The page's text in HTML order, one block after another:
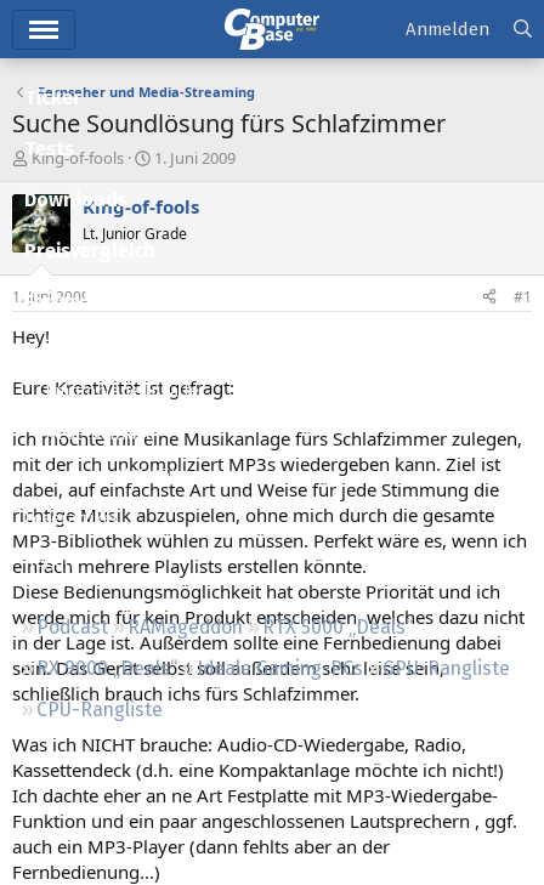
Ticker
Tests
Downloads
Preisvergleich
Forum
Aktuelles
Empfohlene Inhalte
Neue Beiträge
Neueste Aktivitäten
Leserartikel
Regeln
Podcast RAMageddon
RTX 5000 „Deals“
RX 9000 „Deals“
Ideale Gaming-PCs
GPU-Rangliste
CPU-Rangliste
Anmelden
Fernseher und Media-Streaming
Suche Soundlösung fürs Schlafzimmer
E
s
t
e
e
r
King-of-fools
E
s
e
t
1. Juni 2009
King-of-fools
Lt. Junior Grade
1. Juni 2009 #1
Hey!
Eure Kreativität ist gefragt:
ich möchte mir eine Musikanlage fürs Schlafzimmer zulegen,
mit der ich unkompliziert MP3s wiedergeben kann. Ziel ist
dabei, auf einfachste Art und Weise für jede Stimmung die
richtige Musik abzuspielen, ohne mich durch die gesamte
MP3-Bibliothek wühlen zu müssen. Perfekt wäre es, wenn ich
einfach mehrere Playlists erstellen könnte.
Diese Bedienungsmöglichkeit hat oberste Priorität und ich
werde mich für kein Produkt entscheiden, welches dazu nicht
in der Lage ist. Außerdem sollte eine Fernbedienung dabei
sein. Das Gerät selbst soll außerdem sehr leise sein,
schließlich brauch ichs fürs Schlafzimmer.
Was ich NICHT brauche: Audio-CD-Wiedergabe, Radio,
Kassettendeck (d.h. eine Kompaktanlage möchte ich nicht!)
Ich dachte eher an ne Art Festplatte mit MP3-Wiedergabe-
Funktion und ein paar angeschlossenen Lautsprechern , ggf.
auch ein MP3-Player (dann fehlts aber an der
Fernbedienung...)